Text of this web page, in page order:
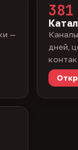
—
381
дней,